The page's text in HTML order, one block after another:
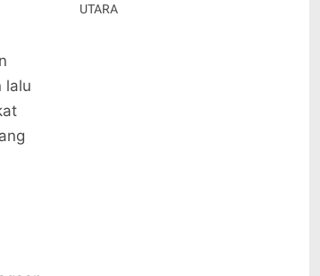
lalu
UTARA